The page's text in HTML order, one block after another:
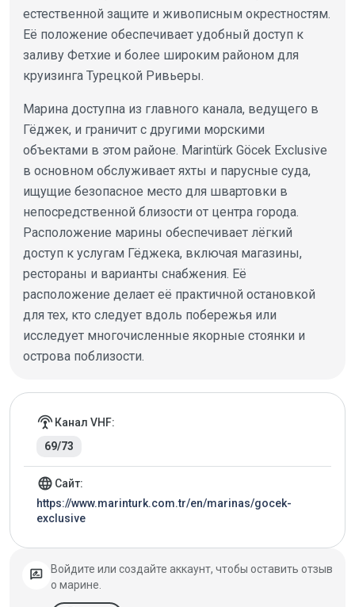
естественной защите и живописным окрестностям.
Её положение обеспечивает удобный доступ к
заливу Фетхие и более широким районом для
круизинга Турецкой Ривьеры.
Марина доступна из главного канала, ведущего в
Гёджек, и граничит с другими морскими
объектами в этом районе. Marintürk Göcek Exclusive
в основном обслуживает яхты и парусные суда,
ищущие безопасное место для швартовки в
непосредственной близости от центра города.
Расположение марины обеспечивает лёгкий
доступ к услугам Гёджека, включая магазины,
рестораны и варианты снабжения. Её
расположение делает её практичной остановкой
для тех, кто следует вдоль побережья или
исследует многочисленные якорные стоянки и
острова поблизости.
Детали марины
settings_input_antenna Канал VHF:
69/73
language Сайт:
https://www.marinturk.com.tr/en/marinas/gocek-
exclusive
rate_review
Войдите или создайте аккаунт, чтобы оставить отзыв
о марине.